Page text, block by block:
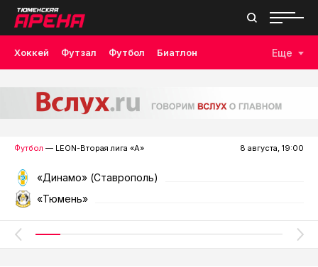
Хоккей Футзал Футбол Биатлон Еще
Футбол — LEON-Вторая лига «А» 8 августа, 19:00
«Динамо» (Ставрополь)
«Тюмень»